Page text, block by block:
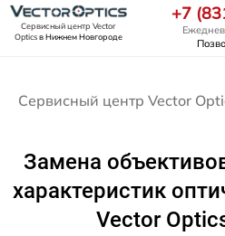
Сервисный центр Vector
Opticsв Нижнем Новгороде
+7
Сервисный центр Vector
Замена
характеристик
Vector